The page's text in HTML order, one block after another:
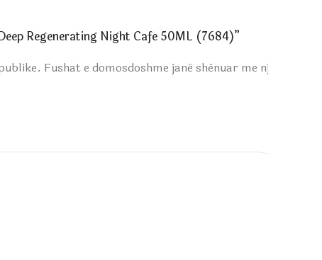
Regenerating Night Cafe 50ML (7684)”
Fushat e domosdoshme janë shënuar me një